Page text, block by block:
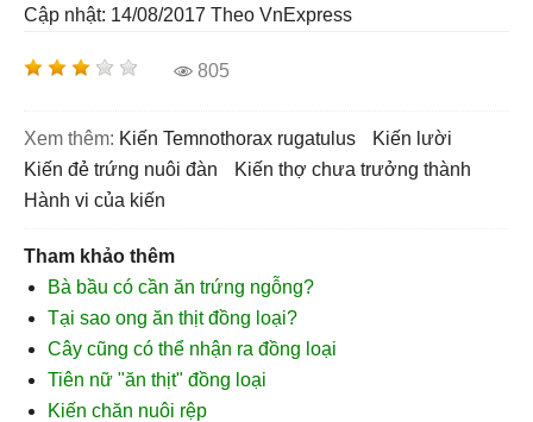
Cập nhật: 14/08/2017 Theo VnExpress
805
Xem thêm: Kiến Temnothorax rugatulus
kiến lười
kiến đẻ trứng nuôi đàn
kiến thợ chưa trưởng thành
hành vi của kiến
Tham khảo thêm
Bà bầu có cần ăn trứng ngỗng?
Tại sao ong ăn thịt đồng loại?
Cây cũng có thể nhận ra đồng loại
Tiên nữ "ăn thịt" đồng loại
Kiến chăn nuôi rệp